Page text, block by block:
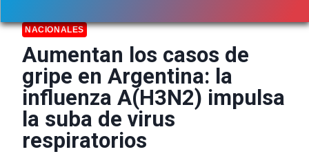
NACIONALES
Aumentan los casos de
gripe en Argentina: la
influenza A(H3N2) impulsa
la suba de virus
respiratorios